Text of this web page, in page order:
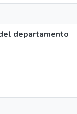
departamento